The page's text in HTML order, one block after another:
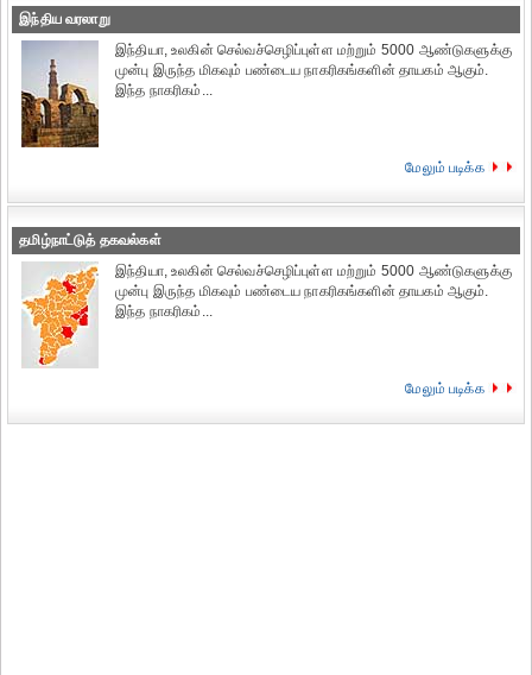
இந்திய வரலாறு
இந்தியா, உலகின் செல்வச்செழிப்புள்ள மற்றும் 5000 ஆண்டுகளுக்கு
முன்பு இருந்த மிகவும் பண்டைய நாகரிகங்களின் தாயகம் ஆகும்.
இந்த நாகரிகம்...
மேலும் படிக்க
தமிழ்நாட்டுத் தகவல்கள்
இந்தியா, உலகின் செல்வச்செழிப்புள்ள மற்றும் 5000 ஆண்டுகளுக்கு
முன்பு இருந்த மிகவும் பண்டைய நாகரிகங்களின் தாயகம் ஆகும்.
இந்த நாகரிகம்...
மேலும் படிக்க